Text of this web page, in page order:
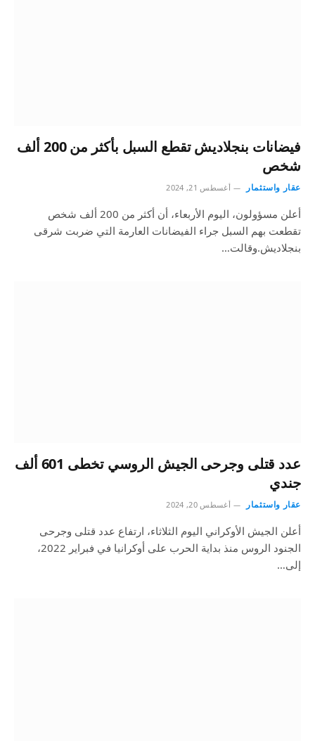
فيضانات بنجلاديش تقطع السبل بأكثر من 200 ألف
شخص
عقار واستثمار أغسطس 21, 2024
أعلن مسؤولون، اليوم الأربعاء، أن أكثر من 200 ألف شخص
تقطعت بهم السبل جراء الفيضانات العارمة التي ضربت شرقى
بنجلاديش.وقالت…
عدد قتلى وجرحى الجيش الروسي تخطى 601 ألف
جندي
عقار واستثمار أغسطس 20, 2024
أعلن الجيش الأوكراني اليوم الثلاثاء، ارتفاع عدد قتلى وجرحى
الجنود الروس منذ بداية الحرب على أوكرانيا في فبراير 2022،
إلى…